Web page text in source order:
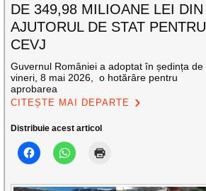
DE 349,98 MILIOANE LEI DIN
AJUTORUL DE STAT PENTRU
CEVJ
Guvernul României a adoptat în ședința de
vineri, 8 mai 2026, o hotărâre pentru
aprobarea
CITEȘTE MAI DEPARTE
Distribuie acest articol